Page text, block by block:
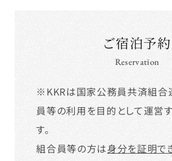
ご宿泊予約
Reservation
※KKRは国家公務員共済組合
員等の利用を目的として運営
す。
組合員等の方は身分を証明で